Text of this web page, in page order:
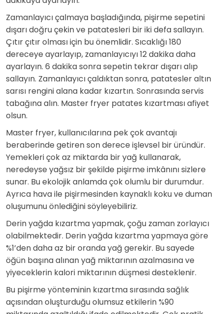
Zamanlayıcı çalmaya başladığında, pişirme sepetini
dışarı doğru çekin ve patatesleri bir iki defa sallayın.
Çıtır çıtır olması için bu önemlidir. Sıcaklığı 180
dereceye ayarlayıp, zamanlayıcıyı 12 dakika daha
ayarlayın. 6 dakika sonra sepetin tekrar dışarı alıp
sallayın. Zamanlayıcı çaldıktan sonra, patatesler altın
sarısı rengini alana kadar kızartın. Sonrasında servis
tabağına alın. Master fryer patates kızartması afiyet
olsun.
Master fryer, kullanıcılarına pek çok avantajı
beraberinde getiren son derece işlevsel bir üründür.
Yemekleri çok az miktarda bir yağ kullanarak,
neredeyse yağsız bir şekilde pişirme imkânını sizlere
sunar. Bu ekolojik anlamda çok olumlu bir durumdur.
Ayrıca hava ile pişirmesinden kaynaklı koku ve duman
oluşumunu önlediğini söyleyebiliriz.
Derin yağda kızartma yapmak, çoğu zaman zorlayıcı
olabilmektedir. Derin yağda kızartma yapmaya göre
%1’den daha az bir oranda yağ gerekir. Bu sayede
öğün başına alınan yağ miktarının azalmasına ve
yiyeceklerin kalori miktarının düşmesi desteklenir.
Bu pişirme yönteminin kızartma sırasında sağlık
açısından oluşturduğu olumsuz etkilerin %90